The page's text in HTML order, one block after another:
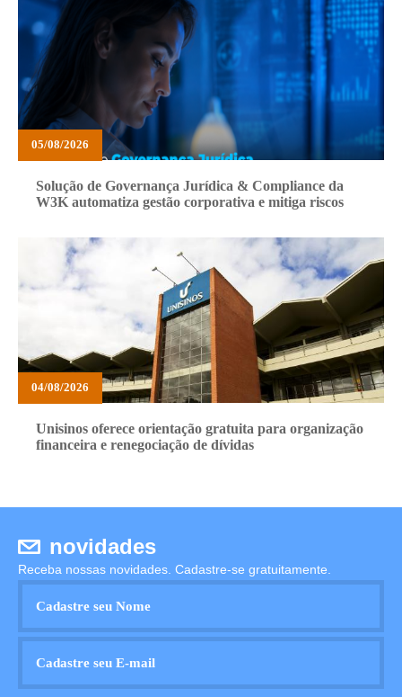
05/08/2026
Solução de Governança Jurídica & Compliance da
W3K automatiza gestão corporativa e mitiga riscos
04/08/2026
Unisinos oferece orientação gratuita para organização
financeira e renegociação de dívidas
novidades
Receba nossas novidades. Cadastre-se gratuitamente.